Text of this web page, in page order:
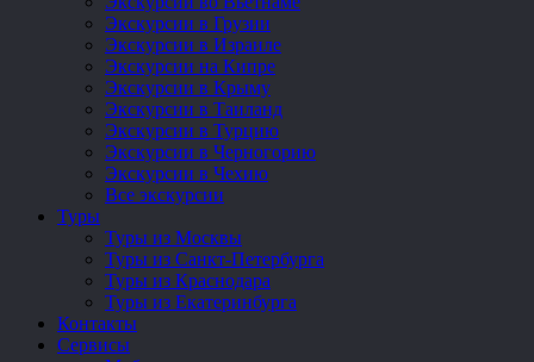
Экскурсии в Грузии
Экскурсии в Израиле
Экскурсии на Кипре
Экскурсии в Крыму
Экскурсии в Таиланд
Экскурсии в Турцию
Экскурсии в Черногорию
Экскурсии в Чехию
Все экскурсии
Туры
Туры из Москвы
Туры из Санкт-Петербурга
Туры из Краснодара
Туры из Екатеринбурга
Контакты
Сервисы